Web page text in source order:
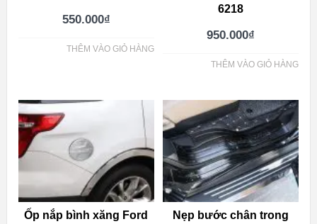
550.000₫
THÊM VÀO GIỎ HÀNG
6218
950.000₫
THÊM VÀO GIỎ HÀNG
Ốp nắp bình xăng Ford
Nẹp bước chân trong